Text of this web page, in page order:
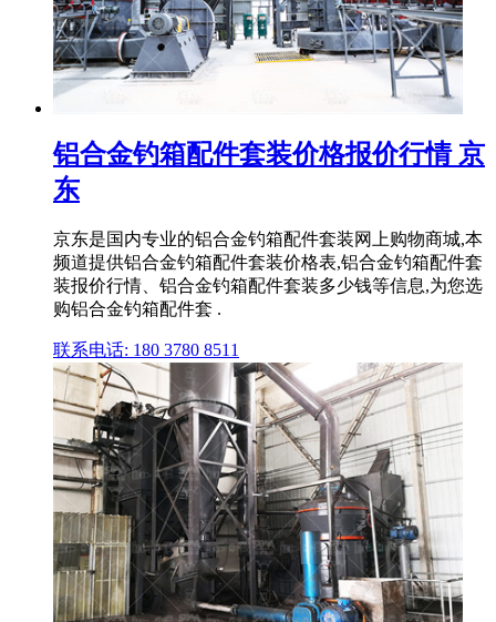
铝合金钓箱配件套装价格报价行情 京
东
京东是国内专业的铝合金钓箱配件套装网上购物商城,本
频道提供铝合金钓箱配件套装价格表,铝合金钓箱配件套
装报价行情、铝合金钓箱配件套装多少钱等信息,为您选
购铝合金钓箱配件套 .
联系电话: 180 3780 8511